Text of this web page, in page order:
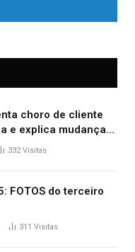
choro de cliente
e explica mudança
esperava atingir
332Visitas
FOTOS do terceiro
311 Visitas